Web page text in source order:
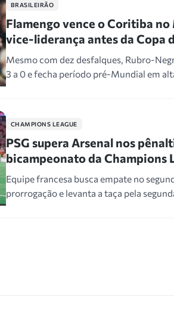
BRASILEIRÃO
Flamengo vence o Coritiba no
vice-liderança antes da Copa
Mesmo com dez desfalques, Rubro-
3 a 0 e fecha período pré-Mundial em
CHAMPIONS LEAGUE
PSG supera Arsenal nos
bicampeonato da Champions
Equipe francesa busca empate no
prorrogação e levanta a taça pela